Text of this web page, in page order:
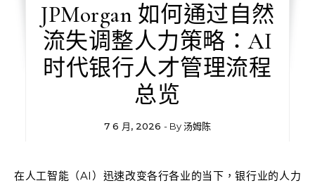
JPMorgan 如何通过自然
流失调整人力策略：AI
时代银行人才管理流程
总览
7 6 月, 2026 - By汤姆陈
在人工智能（AI）迅速改变各行各业的当下，银行业的人力